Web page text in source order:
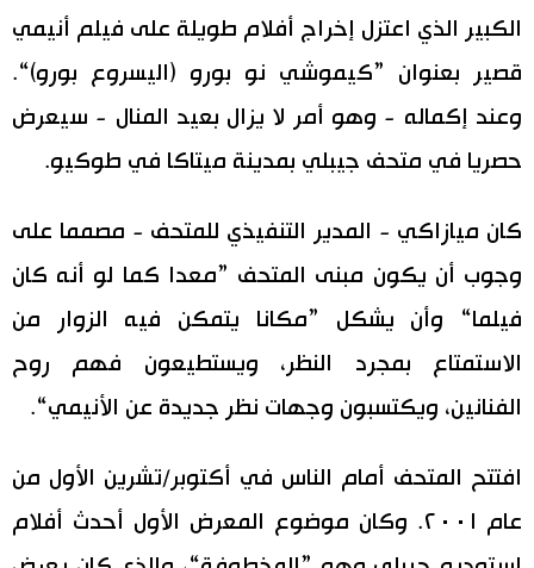
سياسة
مجتمع
ثقافة
طوكيو
هو وهي
الكبير الذي اعتزل إخراج أفلام طويلة على فيلم أنيمي
قصير بعنوان ”كيموشي نو بورو (اليسروع بورو)“.
وعند إكماله - وهو أمر لا يزال بعيد المنال - سيعرض
حصريا في متحف جيبلي بمدينة ميتاكا في طوكيو.
كان ميازاكي - المدير التنفيذي للمتحف - مصمما على
وجوب أن يكون مبنى المتحف ”معدا كما لو أنه كان
فيلما“ وأن يشكل ”مكانا يتمكن فيه الزوار من
الاستمتاع بمجرد النظر، ويستطيعون فهم روح
الفنانين، ويكتسبون وجهات نظر جديدة عن الأنيمي“.
افتتح المتحف أمام الناس في أكتوبر/تشرين الأول من
عام ٢٠٠١. وكان موضوع المعرض الأول أحدث أفلام